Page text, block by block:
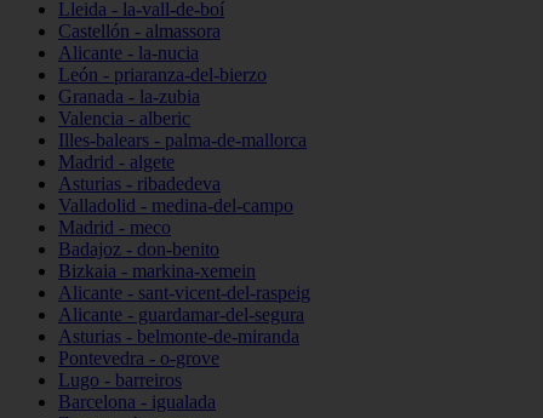
Lleida - la-vall-de-boí
Castellón - almassora
Alicante - la-nucia
León - priaranza-del-bierzo
Granada - la-zubia
Valencia - alberic
Illes-balears - palma-de-mallorca
Madrid - algete
Asturias - ribadedeva
Valladolid - medina-del-campo
Madrid - meco
Badajoz - don-benito
Bizkaia - markina-xemein
Alicante - sant-vicent-del-raspeig
Alicante - guardamar-del-segura
Asturias - belmonte-de-miranda
Pontevedra - o-grove
Lugo - barreiros
Barcelona - igualada